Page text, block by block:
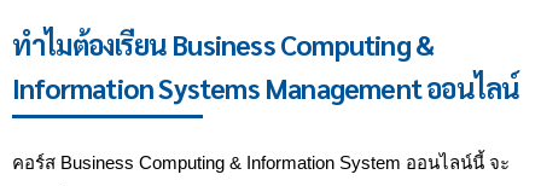
ทำไมต้องเรียน Business Computing &
Information Systems Management ออนไลน์
คอร์ส Business Computing & Information System ออนไลน์นี้ จะ